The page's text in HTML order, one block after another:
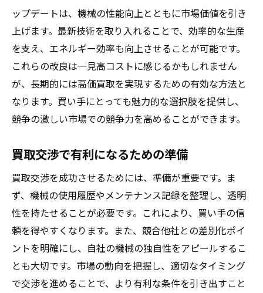
ップデートは、機械の性能向上とともに市場価値を引き
上げます。最新技術を取り入れることで、効率的な生産
を支え、エネルギー効率も向上させることが可能です。
これらの改良は一見高コストに感じるかもしれません
が、長期的には高価買取を実現するための有効な方法と
なります。買い手にとっても魅力的な選択肢を提供し、
競争の激しい市場での競争力を高めることができます。
買取交渉で有利になるための準備
買取交渉を成功させるためには、準備が重要です。ま
ず、機械の使用履歴やメンテナンス記録を整理し、透明
性を持たせることが必要です。これにより、買い手の信
頼を得やすくなります。また、競合他社との差別化ポイ
ントを明確にし、自社の機械の独自性をアピールするこ
とも大切です。市場の動向を把握し、適切なタイミング
で交渉を進めることで、より有利な条件を引き出すこと